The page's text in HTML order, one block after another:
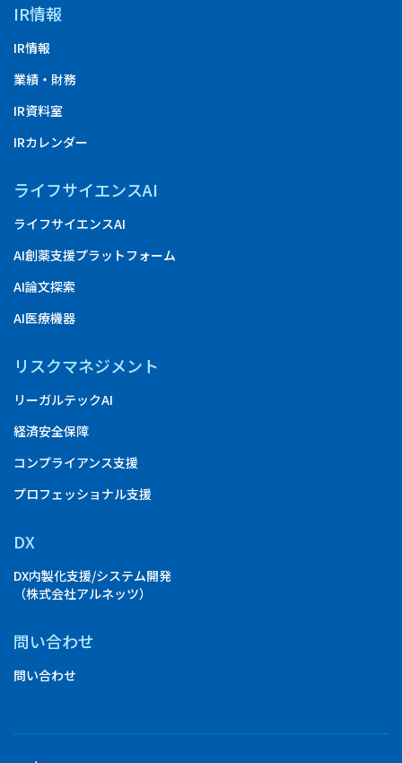
IR情報
IR情報
業績・財務
IR資料室
IRカレンダー
ライフサイエンスAI
ライフサイエンスAI
AI創薬支援プラットフォーム
AI論文探索
AI医療機器
リスクマネジメント
リーガルテックAI
経済安全保障
コンプライアンス支援
プロフェッショナル支援
DX
DX内製化支援/システム開発
（株式会社アルネッツ）
問い合わせ
問い合わせ